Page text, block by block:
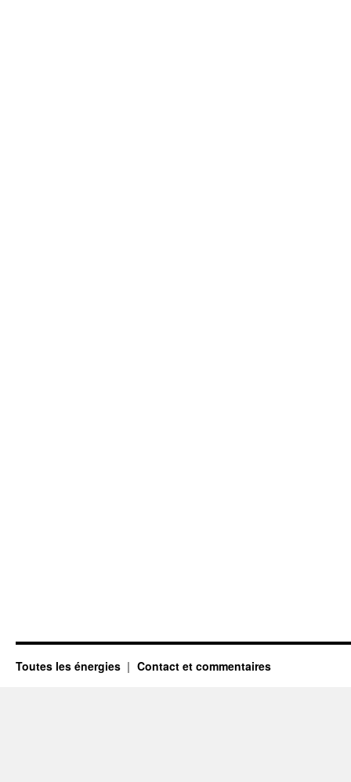
Toutes les énergies Contact et commentaires